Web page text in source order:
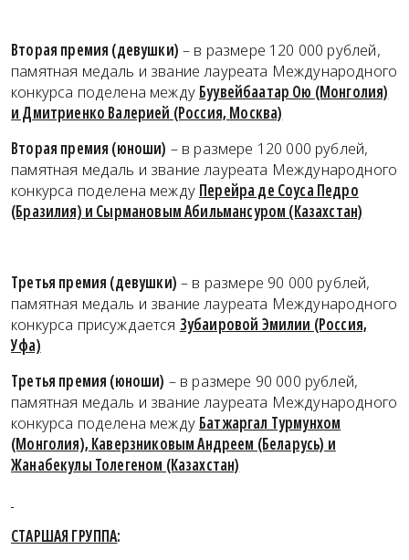
Вторая премия (девушки) – в размере 120 000 рублей,
памятная медаль и звание лауреата Международного
конкурса поделена между Буувейбаатар Ою (Монголия)
и Дмитриенко Валерией (Россия, Москва)
Вторая премия (юноши) – в размере 120 000 рублей,
памятная медаль и звание лауреата Международного
конкурса поделена между Перейра де Соуса Педро
(Бразилия) и Сырмановым Абильмансуром (Казахстан)
Третья премия (девушки) – в размере 90 000 рублей,
памятная медаль и звание лауреата Международного
конкурса присуждается Зубаировой Эмилии (Россия,
Уфа)
Третья премия (юноши) – в размере 90 000 рублей,
памятная медаль и звание лауреата Международного
конкурса поделена между Батжаргал Турмунхом
(Монголия), Каверзниковым Андреем (Беларусь) и
Жанабекулы Толегеном (Казахстан)
СТАРШАЯ ГРУППА: